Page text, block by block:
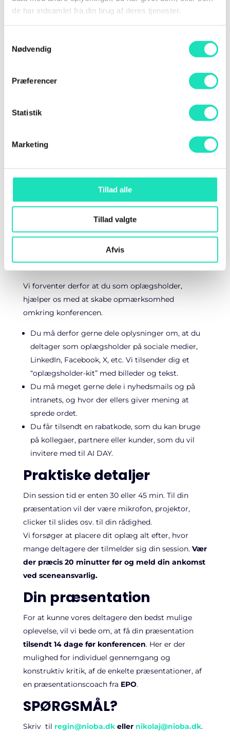
de har indsamlet fra din brug af deres tjenester.
Nødvendig
Præferencer
Statistik
Marketing
Tillad alle
Tillad valgte
Afvis
mulighed for både at give en score og komme
med en kommentar.
(Og der er præmier
involveret)
konferencen er overstået.
onlinemøde, hvor en præsentationscoach, giver
praktisk information.
Vores forvetninger til dig
Vi arbejder på at skabe et “flagskib” i Danmark for
AI, med en konference placeret i Aarhus. Målet er
at lave et forum for danske AI virksomheder på alle
niveauer, både små, mellem og store
For at skabe det, har vi brug for din hjælp.
Vi forventer derfor at du som oplægsholder,
hjælper os med at skabe opmærksomhed
omkring konferencen.
Du må derfor gerne dele oplysninger om, at du
deltager som oplægsholder på sociale medier,
LinkedIn, Facebook, X, etc. Vi tilsender dig et
“oplægsholder-kit” med billeder og tekst.
Du må meget gerne dele i nyhedsmails og på
intranets, og hvor der ellers giver mening at
sprede ordet.
Du får tilsendt en rabatkode, som du kan bruge
på kollegaer, partnere eller kunder, som du vil
invitere med til AI DAY.
Praktiske detaljer
Din session tid er enten 30 eller 45 min. Til din
præsentation vil der være mikrofon, projektor,
clicker til slides osv. til din rådighed.
Vi forsøger at placere dit oplæg alt efter, hvor
mange deltagere der tilmelder sig din session. Vær
der præcis 20 minutter før og meld din ankomst
ved sceneansvarlig.
Din præsentation
For at kunne vores deltagere den bedst mulige
oplevelse, vil vi bede om, at få din præsentation
tilsendt 14 dage før konferencen. Her er der
mulighed for individuel gennemgang og
konstruktiv kritik, af de enkelte præsentationer, af
en præsentationscoach fra EPO.
SPØRGSMÅL?
Skriv til regin@nioba.dkeller nikolaj@nioba.dk.